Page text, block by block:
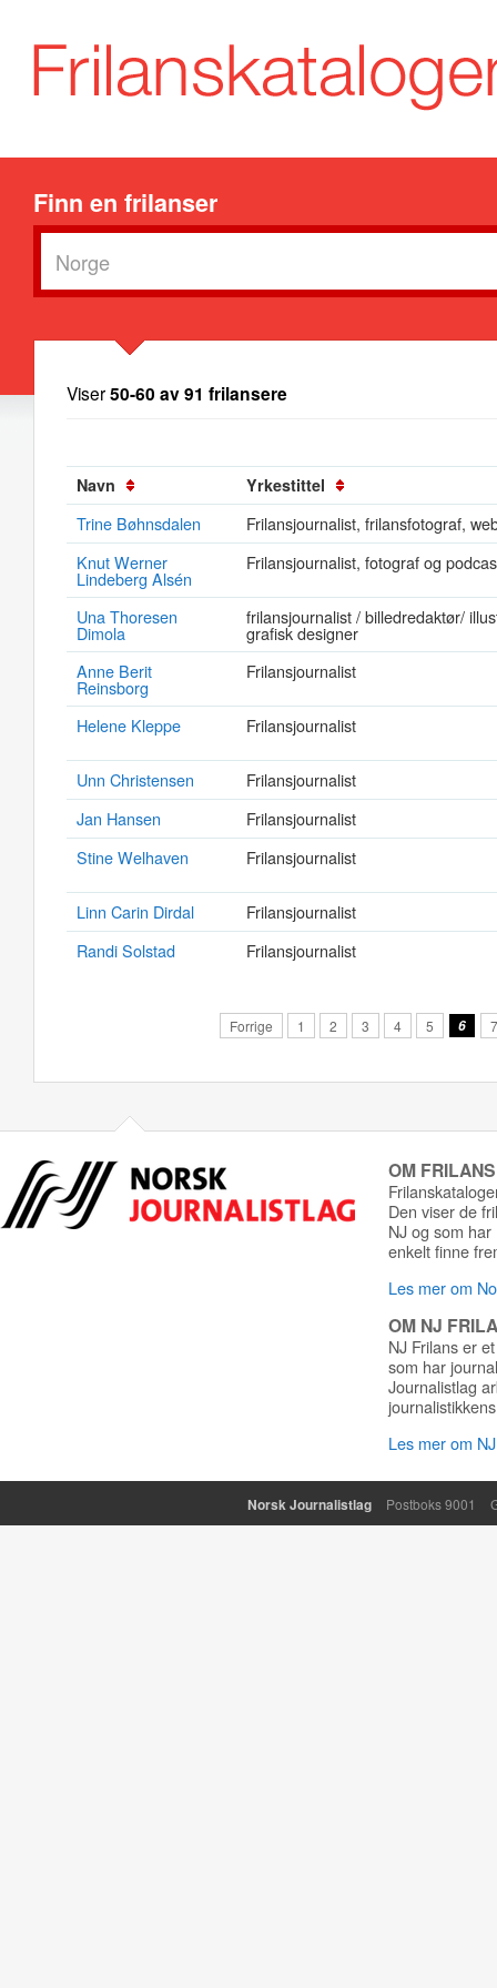
Finn en frilanser
Viser50-60 av 91 frilansere
Navn Yrkestittel
Trine Bøhnsdalen
Frilansjournalist, frilansfotograf,
Knut Werner
Lindeberg Alsén
Frilansjournalist, fotograf og
Una Thoresen
Dimola
frilansjournalist / billedredaktør/
grafisk designer
Anne Berit
Reinsborg
Frilansjournalist
Helene Kleppe Frilansjournalist
Unn Christensen
Frilansjournalist
Jan Hansen
Frilansjournalist
Stine Welhaven
Frilansjournalist
Linn Carin Dirdal
Frilansjournalist
Randi Solstad
Frilansjournalist
Forrige 1 2 3 4 5 6 7
OM
Den viser de
NJ og som
enkelt finne
Les mer om
OM NJ
NJ Frilans er
som har
Journalistlag
Les mer om
Norsk Journalistlag Postboks 9001